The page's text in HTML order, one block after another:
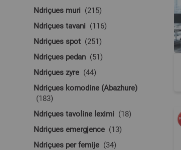
Ndriçues muri
215produkte
Ndriçues tavani
116produkte
Ndriçues spot
251produkte
Ndriçues pedan
51produkte
Ndriçues zyre
44produkte
Ndriçues komodine (Abazhure)
183produkte
Ndriçues tavoline leximi
18produkte
Ndriçues emergjence
13produkte
Ndriçues per femije
34produkte